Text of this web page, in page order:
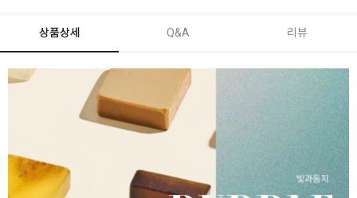
상품상세 Q&A 리뷰